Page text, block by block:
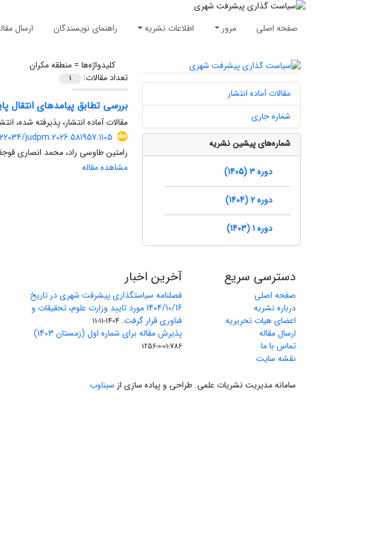
صفحه اصلی مرور اطلاعات نشریه راهنمای نویسندگان ارسال
کلیدواژه‌ها =منطقه مکران
تعداد مقالات:
1
بررسی تطابق پیامدهای انتقال
مقالات آماده انتشار، پذیرفته شده،
judpm.2026.581957.1105
رامتین طاوسی راد، محمد انصاری
مشاهده مقاله
مقالات آماده انتشار
شماره جاری
شماره‌های پیشین نشریه
دوره 3 (1405)
دوره 2 (1404)
دوره 1 (1403)
دسترسی سریع
صفحه اصلی
درباره نشریه
اعضای هیات تحریریه
ارسال مقاله
تماس با ما
نقشه سایت
آخرین اخبار
فصلنامه سیاستگذاری پیشرفت شهری در تاریخ
1404/10/16 مورد تایید وزارت علوم، تحقیقات و
فناوری قرار گرفت. 1404-11-11
پذیرش مقاله برای شماره اول (زمستان 1403)
786-01-0-1256
سامانه مدیریت نشریات علمی. طراحی و پیاده سازی از سیناوب